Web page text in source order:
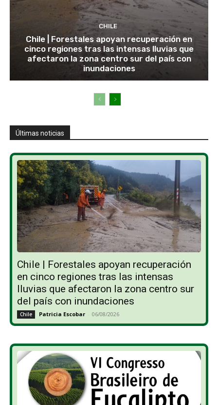
CHILE
Chile | Forestales apoyan recuperación en
cinco regiones tras las intensas lluvias que
afectaron la zona centro sur del país con
inundaciones
Últimas noticias
Chile | Forestales apoyan recuperación
en cinco regiones tras las intensas
lluvias que afectaron la zona centro sur
del país con inundaciones
Chile Patricia Escobar - 06/08/2026